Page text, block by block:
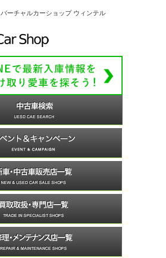
ーチャルカーショップ ウィンテル